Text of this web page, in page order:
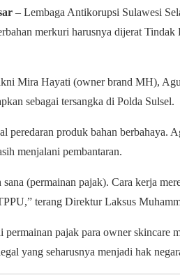
– Lembaga Antikorupsi Sulawesi
merkuri harusnya dijerat
Mira Hayati (owner brand MH),
sebagai tersangka di Polda Sulsel.
peredaran produk bahan berbahaya.
menjalani pembantaran.
(permainan pajak). Cara kerja
terang Direktur Laksus
pajak para owner skincare
yang seharusnya menjadi hak